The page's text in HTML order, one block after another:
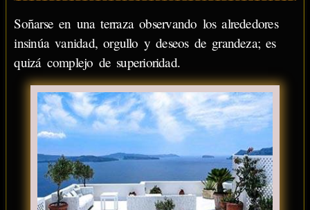
Soñarse en una terraza observando los alrededores
insinúa vanidad, orgullo y deseos de grandeza; es
quizá complejo de superioridad.